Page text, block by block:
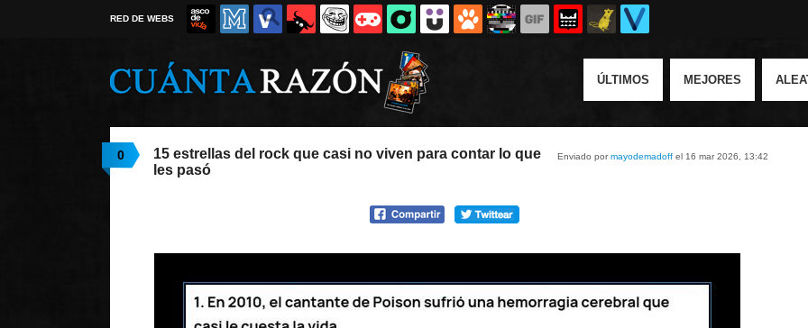
RED DE WEBS
ÚLTIMOS MEJORES
0 Enviado pormayodemadoff el 16 mar 2026, 13:42
15 estrellas del rock que casi no viven para contar lo que
les pasó